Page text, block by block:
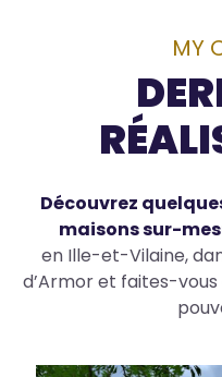
MY
Découvrez
maisons sur-
en Ille-et-Vilaine,
d’Armor et faites-vous